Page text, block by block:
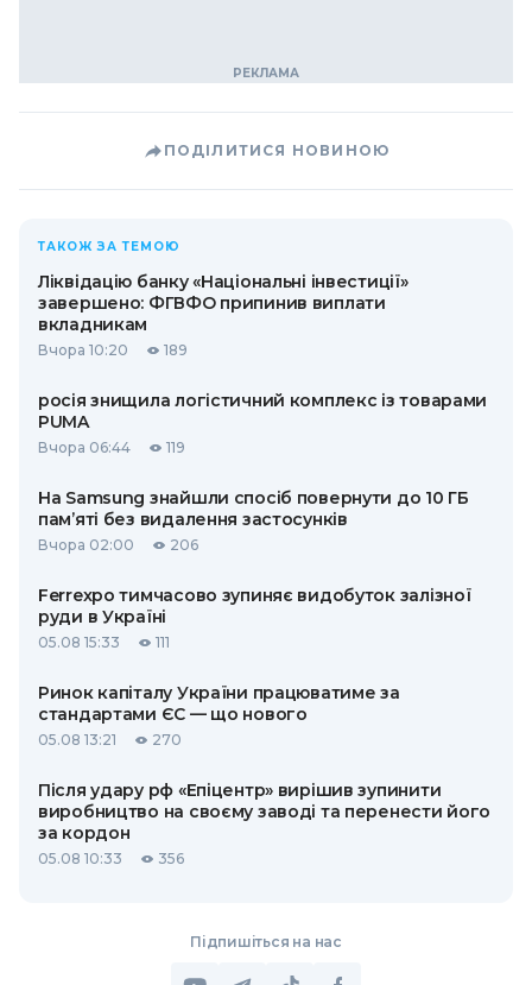
ПОДІЛИТИСЯ НОВИНОЮ
ТАКОЖ ЗА ТЕМОЮ
Ліквідацію банку «Національні інвестиції»
завершено: ФГВФО припинив виплати
вкладникам
Вчора 10:20 189
росія знищила логістичний комплекс із товарами
PUMA
Вчора 06:44 119
На Samsung знайшли спосіб повернути до 10 ГБ
пам’яті без видалення застосунків
Вчора 02:00 206
Ferrexpo тимчасово зупиняє видобуток залізної
руди в Україні
05.08 15:33 111
Ринок капіталу України працюватиме за
стандартами ЄС — що нового
05.08 13:21 270
Після удару рф «Епіцентр» вирішив зупинити
виробництво на своєму заводі та перенести його
за кордон
05.08 10:33 356
Підпишіться на нас